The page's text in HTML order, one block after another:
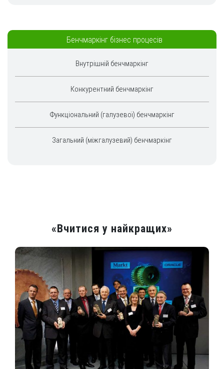
Бенчмаркінг бізнес процесів
Внутрішній бенчмаркінг
Конкурентний бенчмаркінг
Функціональний (галузевої) бенчмаркінг
Загальний (міжгалузевий) бенчмаркінг
«Вчитися у найкращих»